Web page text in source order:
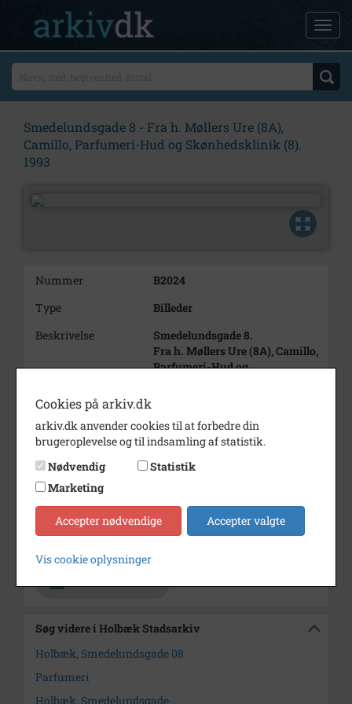
Smedelundsgade 8 - Fra h. Møllers Ure (8A),
Camillo, Parfumeri-Hud og Skønhedsklinik (8).
1993
Nummer
B2024
Type
Billeder
Beskrivelse
Smedelundsgade 8.
Fra h. Møllers Ure (8A), Camillo,
Parfumeri-Hud og
Bemærkning
Årstal
1993
Dateringsnote
15.1.1993
Fotograf
Størrelse
10 x 15
Kontakt arkivet
Søg videre i Holbæk Stadsarkiv
Holbæk, Smedelundsgade 08
Parfumeri
Holbæk, Smedelundsgade
Cookies på arkiv.dk
arkiv.dk anvender cookies til at forbedre din
brugeroplevelse og til indsamling af statistik.
Nødvendig
Statistik
Marketing
Accepter nødvendige Accepter valgte
Vis cookie oplysninger